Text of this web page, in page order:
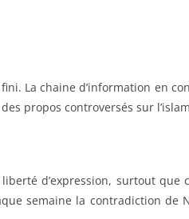
La chaine d’information en
propos controversés sur
d’expression, surtout que
semaine la contradiction de